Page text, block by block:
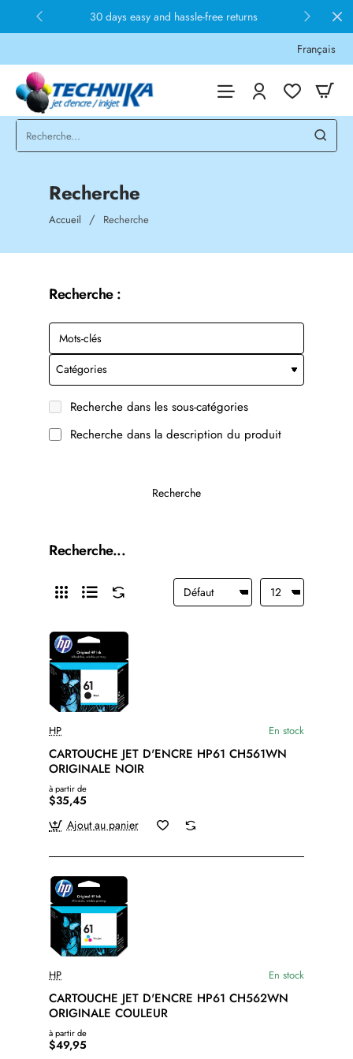
30 days easy and hassle-free returns
Français
Recherche
Accueil homeRecherche
Recherche :
Recherche dans les sous-catégories
Recherche dans la description du produit
Recherche
Recherche...
HP En stock
CARTOUCHE JET D'ENCRE HP61 CH561WN
ORIGINALE NOIR
à partir de
$35,45
Ajout au panier
HP En stock
CARTOUCHE JET D'ENCRE HP61 CH562WN
ORIGINALE COULEUR
à partir de
$49,95